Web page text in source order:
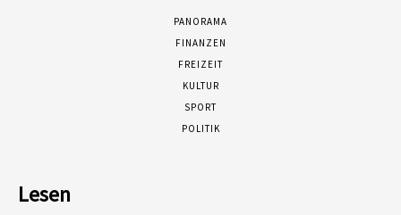
PANORAMA
FINANZEN
FREIZEIT
KULTUR
SPORT
POLITIK
Lesen